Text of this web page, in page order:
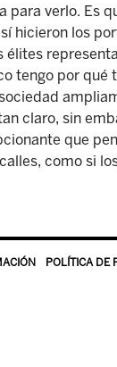
para verlo. Es
hicieron los
tengo por qué
claro, sin
que
como si
POLÍTICA DE